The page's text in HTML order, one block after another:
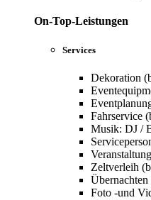
On-Top-Leistungen
Services
Dekoration
Fahrservice
Musik: DJ /
Zeltverleih
Foto -und